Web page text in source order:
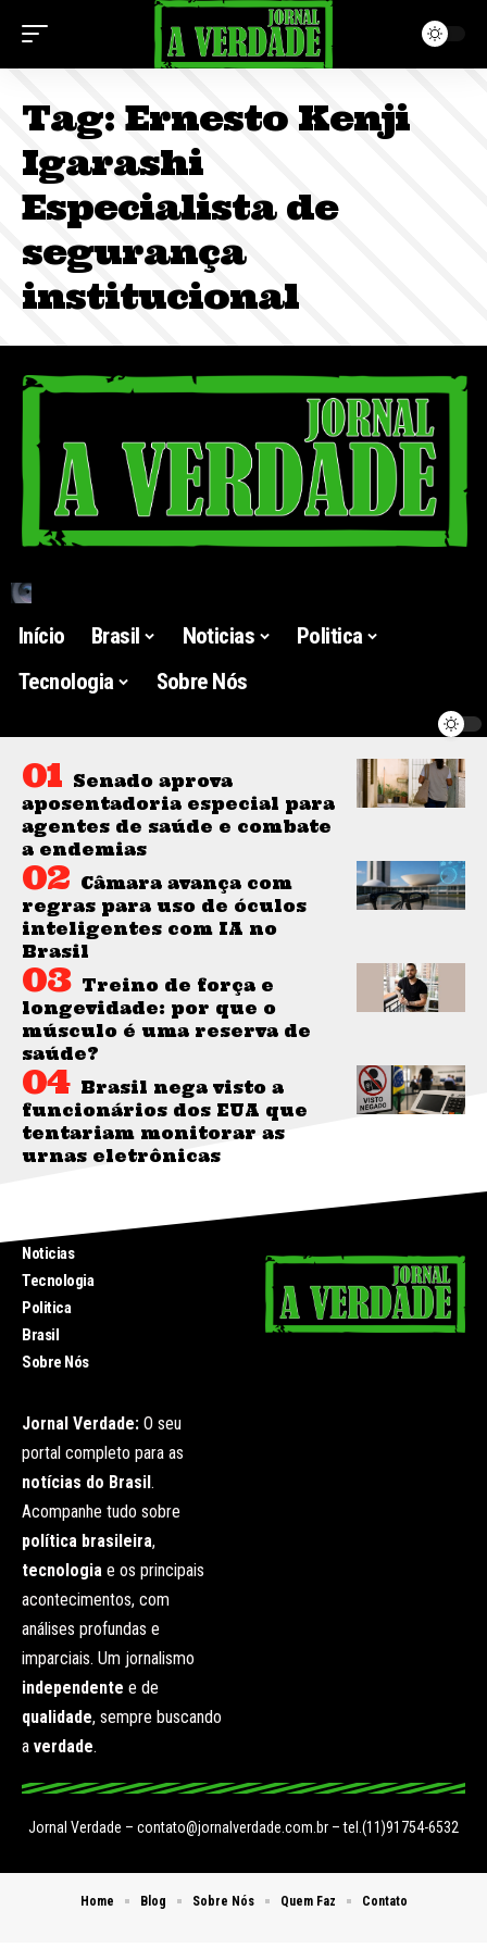
Tag: Ernesto Kenji
Igarashi
Especialista de
segurança
institucional
Início Brasil Noticias
Politica
Tecnologia
Sobre Nós
Senado aprova
aposentadoria especial para
agentes de saúde e combate
a endemias
Câmara avança com
regras para uso de óculos
inteligentes com IA no
Brasil
Treino de força e
longevidade: por que o
músculo é uma reserva de
saúde?
Brasil nega visto a
funcionários dos EUA que
tentariam monitorar as
urnas eletrônicas
Noticias
Tecnologia
Politica
Brasil
Sobre Nós
Jornal Verdade: O seu
portal completo para as
notícias do Brasil.
Acompanhe tudo sobre
política brasileira,
tecnologia e os principais
acontecimentos, com
análises profundas e
imparciais. Um jornalismo
independente e de
qualidade, sempre buscando
a verdade.
Jornal Verdade – contato@jornalverdade.com.br – tel.(11)91754-6532
Home Blog Sobre Nós Quem Faz Contato